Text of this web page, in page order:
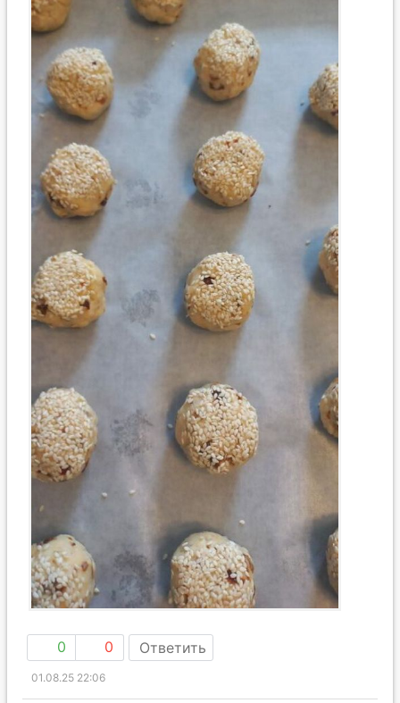
0 0 Ответить
01.08.25 22:06